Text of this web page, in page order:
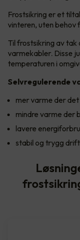
Frostsikring er et
vinteren, uten behov
Til frostsikring av
varmekabler. Disse
temperaturen i
Selvregulerende
mer varme der
mindre varme der
lavere
stabil og trygg drift